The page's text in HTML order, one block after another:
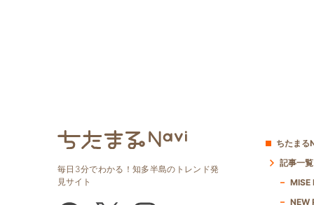
毎日3分でわかる！知多半島のトレンド発
見サイト
ちたまる
記事一覧
MISE
NEW